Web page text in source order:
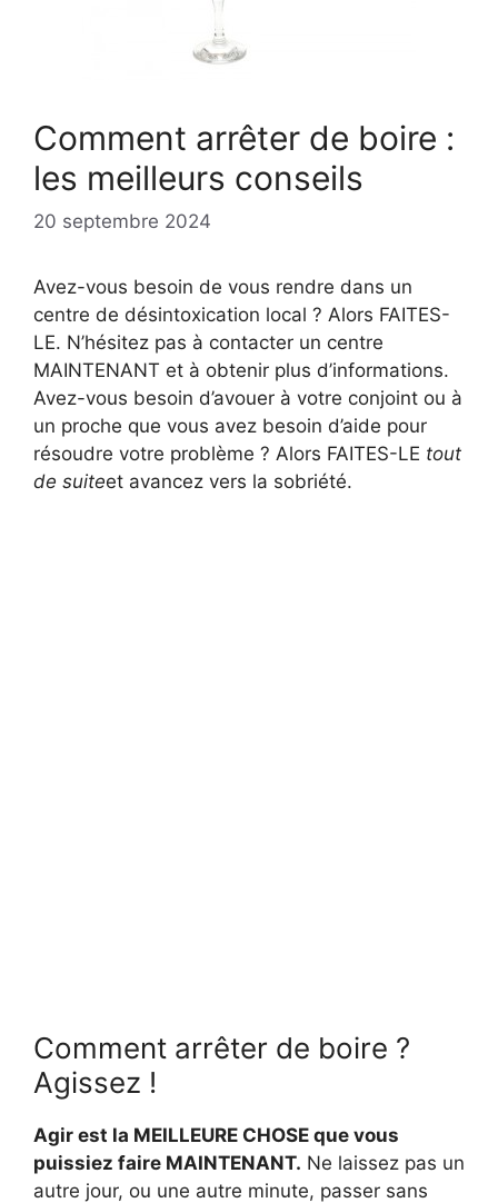
Comment arrêter de boire :
les meilleurs conseils
20 septembre 2024
Avez-vous besoin de vous rendre dans un
centre de désintoxication local ? Alors FAITES-
LE. N’hésitez pas à contacter un centre
MAINTENANT et à obtenir plus d’informations.
Avez-vous besoin d’avouer à votre conjoint ou à
un proche que vous avez besoin d’aide pour
résoudre votre problème ? Alors FAITES-LE tout
de suiteet avancez vers la sobriété.
Comment arrêter de boire ?
Agissez !
Agir est la MEILLEURE CHOSE que vous
puissiez faire MAINTENANT. Ne laissez pas un
autre jour, ou une autre minute, passer sans